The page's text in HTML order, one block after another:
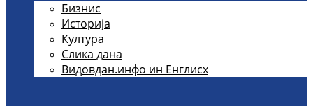
Бизнис
Историја
Култура
Слика дана
Видовдан.инфо ин Енглисх